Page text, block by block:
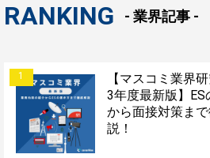
RANKING - 業界記事 -
1
【マスコミ業界
3年度最新版】ES
から面接対策ま
説！